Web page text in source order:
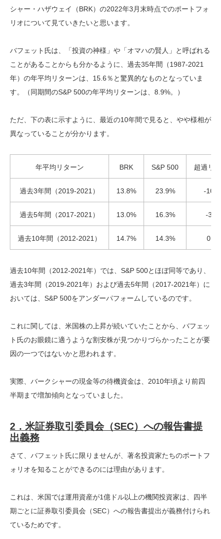
シャー・ハザウェイ（BRK）の2022年3月末時点でのポートフォ
リオについて見ていきたいと思います。
バフェット氏は、「投資の神様」や「オマハの賢人」と呼ばれる
ことがあることからも分かるように、過去35年間（1987-2021
年）の年平均リターンは、15.6％と驚異的なものとなっていま
す。（同期間のS&P 500の年平均リターンは、8.9%。）
ただ、下の表に示すように、最近の10年間で見ると、やや様相が
異なっていることが分かります。
年平均リターン BRK S&P 500 超過リ
過去3年間（2019-2021） 13.8% 23.9% -
過去5年間（2017-2021） 13.0% 16.3% -
過去10年間（2012-2021） 14.7% 14.3%
過去10年間（2012-2021年）では、S&P 500とほぼ同等であり、
過去3年間（2019-2021年）および過去5年間（2017-2021年）に
おいては、S&P 500をアンダーパフォームしているのです。
これに関しては、米国株の上昇が続いていたことから、バフェッ
ト氏のお眼鏡に適うような割安株が見つかりづらかったことが要
因の一つではないかと思われます。
実際、バークシャーの現金等の待機資金は、2010年頃より前四
半期まで増加傾向となっていました。
2．米証券取引委員会（SEC）への報告書提
出義務
さて、バフェット氏に限りませんが、著名投資家たちのポートフ
ォリオを知ることができるのには理由があります。
これは、米国では運用資産が1億ドル以上の機関投資家は、四半
期ごとに証券取引委員会（SEC）への報告書提出が義務付けられ
ているためです。